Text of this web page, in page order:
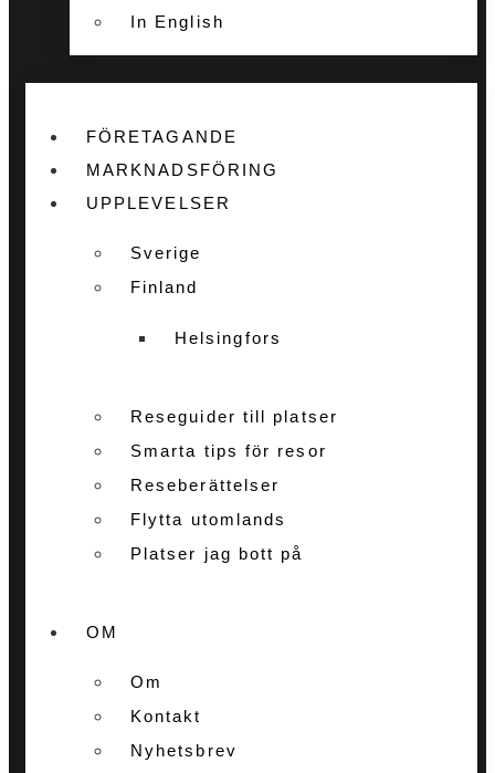
In English
FÖRETAGANDE
MARKNADSFÖRING
UPPLEVELSER
Sverige
Finland
Helsingfors
Reseguider till platser
Smarta tips för resor
Reseberättelser
Flytta utomlands
Platser jag bott på
OM
Om
Kontakt
Nyhetsbrev